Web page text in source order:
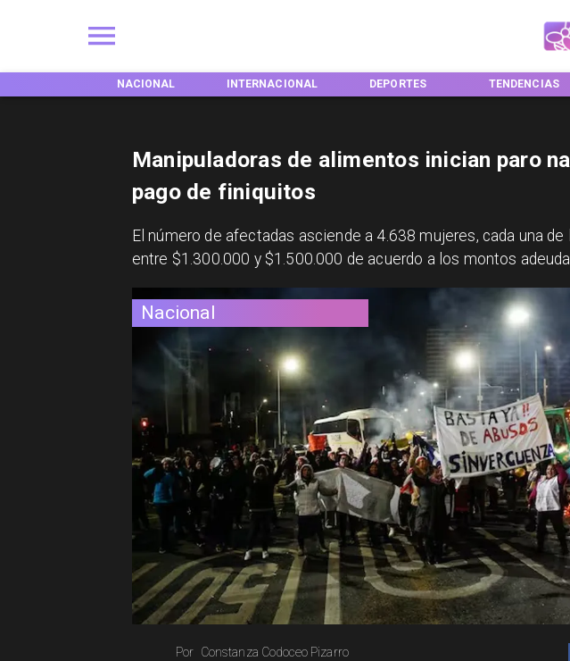
NACIONAL INTERNACIONAL DEPORTES TENDENCIAS
Nacional
Constanza Codoceo Pizarro
Por
Manipuladoras de alimentos inician paro
pago de finiquitos
El número de afectadas asciende a 4.638 mujeres, cada una
entre $1.300.000 y $1.500.000 de acuerdo a los montos